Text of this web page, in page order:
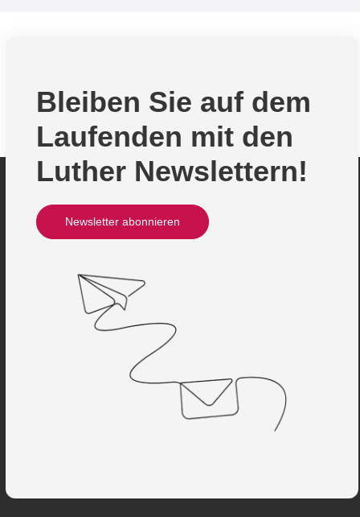
Bleiben Sie auf dem
Laufenden mit den
Luther Newslettern!
Newsletter abonnieren